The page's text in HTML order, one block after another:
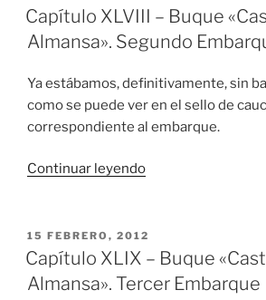
«Castillo
Almansa».
Primer
Embarque»
EL
Capítulo XLVIII – Buque
Almansa». Segundo
Ya estábamos, definitivamente, sin
como se puede ver en el sello de
correspondiente al embarque.
Continuar leyendo«Capítulo
Buque
«Castillo
de
PUBLICADO
EL
15 FEBRERO, 2012
Capítulo XLIX – Buque
Almansa». Tercer Embarque